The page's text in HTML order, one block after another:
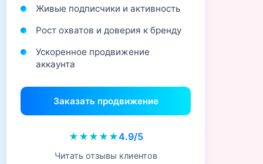
Живые подписчики и активность
Рост охватов и доверия к бренду
Ускоренное продвижение
аккаунта
Заказать продвижение
★★★★★4.9/5
Читать отзывы клиентов